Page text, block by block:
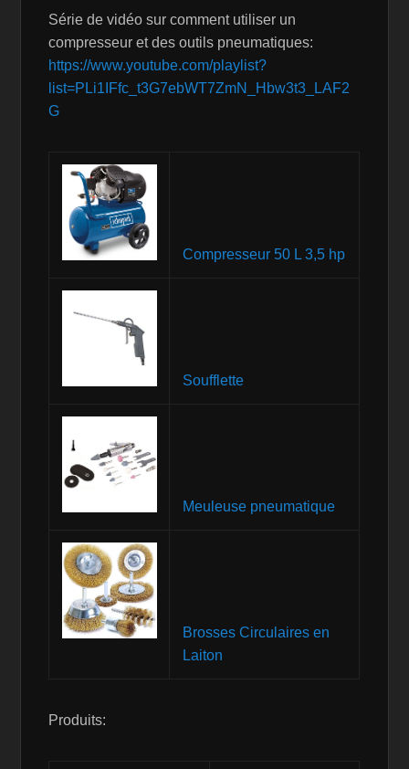
Série de vidéo sur comment utiliser un
compresseur et des outils pneumatiques:
https://www.youtube.com/playlist?
list=PLi1IFfc_t3G7ebWT7ZmN_Hbw3t3_LAF2
G
Compresseur 50 L 3,5 hp
Soufflette
Meuleuse pneumatique
Brosses Circulaires en
Laiton
Produits: